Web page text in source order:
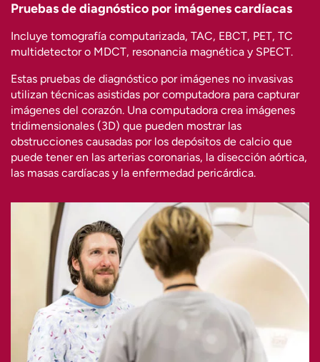
Pruebas de diagnóstico por imágenes cardíacas
Incluye tomografía computarizada, TAC, EBCT, PET, TC
multidetector o MDCT, resonancia magnética y SPECT.
Estas pruebas de diagnóstico por imágenes no invasivas
utilizan técnicas asistidas por computadora para capturar
imágenes del corazón. Una computadora crea imágenes
tridimensionales (3D) que pueden mostrar las
obstrucciones causadas por los depósitos de calcio que
puede tener en las arterias coronarias, la disección aórtica,
las masas cardíacas y la enfermedad pericárdica.